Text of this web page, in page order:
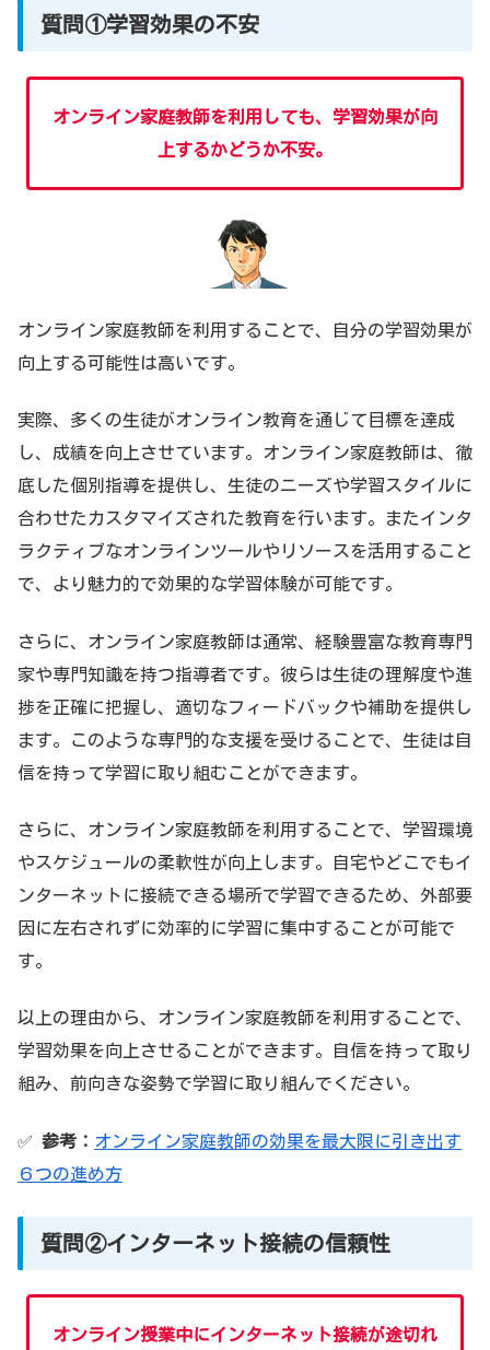
質問①学習効果の不安
オンライン家庭教師を利用しても、学習効果が向
上するかどうか不安。
オンライン家庭教師を利用することで、自分の学習効果が
向上する可能性は高いです。
実際、多くの生徒がオンライン教育を通じて目標を達成
し、成績を向上させています。オンライン家庭教師は、徹
底した個別指導を提供し、生徒のニーズや学習スタイルに
合わせたカスタマイズされた教育を行います。またインタ
ラクティブなオンラインツールやリソースを活用すること
で、より魅力的で効果的な学習体験が可能です。
さらに、オンライン家庭教師は通常、経験豊富な教育専門
家や専門知識を持つ指導者です。彼らは生徒の理解度や進
捗を正確に把握し、適切なフィードバックや補助を提供し
ます。このような専門的な支援を受けることで、生徒は自
信を持って学習に取り組むことができます。
さらに、オンライン家庭教師を利用することで、学習環境
やスケジュールの柔軟性が向上します。自宅やどこでもイ
ンターネットに接続できる場所で学習できるため、外部要
因に左右されずに効率的に学習に集中することが可能で
す。
以上の理由から、オンライン家庭教師を利用することで、
学習効果を向上させることができます。自信を持って取り
組み、前向きな姿勢で学習に取り組んでください。
✅ 参考： オンライン家庭教師の効果を最大限に引き出す
６つの進め方
質問②インターネット接続の信頼性
オンライン授業中にインターネット接続が途切れ